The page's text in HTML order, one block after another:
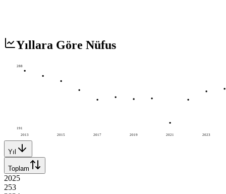
Yıllara Göre Nüfus
2013 2015 2017 2019 2021 2023
288
191
Yıl
Toplam
2025
253